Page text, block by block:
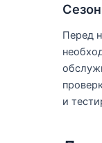
Перед
и